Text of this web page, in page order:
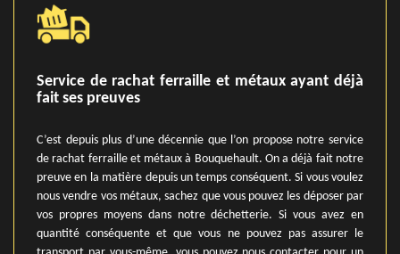
Service de rachat ferraille et métaux ayant déjà
fait ses preuves
C’est depuis plus d’une décennie que l’on propose notre service
de rachat ferraille et métaux à Bouquehault. On a déjà fait notre
preuve en la matière depuis un temps conséquent. Si vous voulez
nous vendre vos métaux, sachez que vous pouvez les déposer par
vos propres moyens dans notre déchetterie. Si vous avez en
quantité conséquente et que vous ne pouvez pas assurer le